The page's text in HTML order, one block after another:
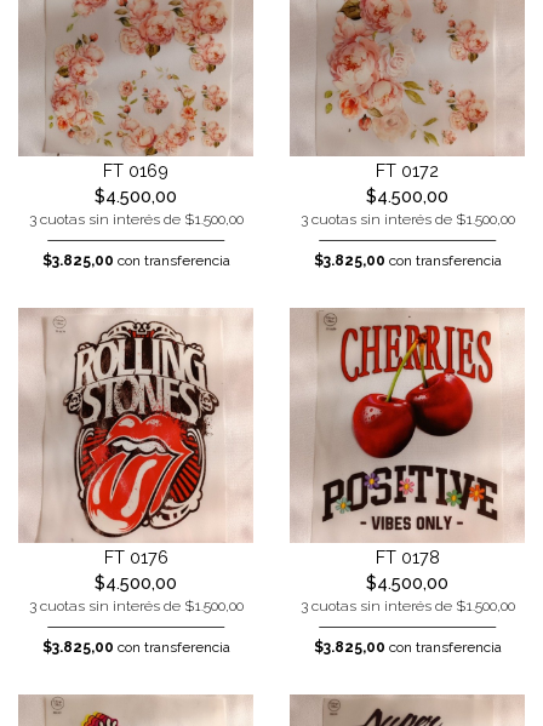
FT 0169
$4.500,00
3 cuotas sin interés de $1.500,00
$3.825,00 con transferencia
FT 0172
$4.500,00
3 cuotas sin interés de $1.500,00
$3.825,00 con transferencia
FT 0176
$4.500,00
3 cuotas sin interés de $1.500,00
$3.825,00 con transferencia
FT 0178
$4.500,00
3 cuotas sin interés de $1.500,00
$3.825,00 con transferencia